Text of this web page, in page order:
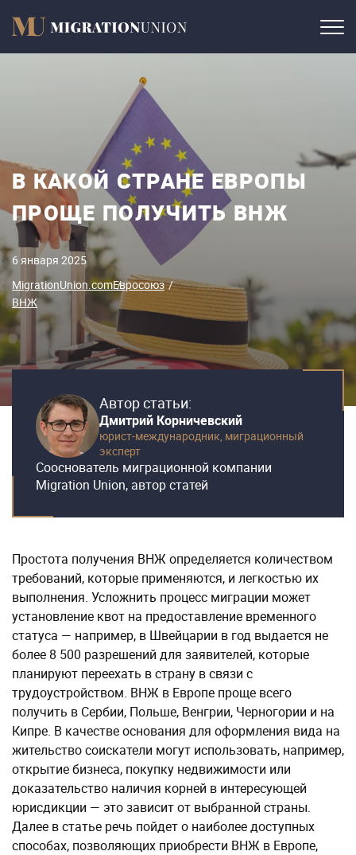
В КАКОЙ СТРАНЕ ЕВРОПЫ
ПРОЩЕ ПОЛУЧИТЬ ВНЖ
6 января 2025
MigrationUnion.comЕвросоюз
ВНЖ
Автор статьи:
Дмитрий Корничевский
юрист-международник, миграционный
эксперт
Сооснователь миграционной компании
Migration Union, автор статей
Простота получения ВНЖ определяется количеством
требований, которые применяются, и легкостью их
выполнения. Усложнить процесс миграции может
установление квот на предоставление временного
статуса — например, в Швейцарии в год выдается не
более 8 500 разрешений для заявителей, которые
планируют переехать в страну в связи с
трудоустройством. ВНЖ в Европе проще всего
получить в Сербии, Польше, Венгрии, Черногории и на
Кипре. В качестве основания для оформления вида на
жительство соискатели могут использовать, например,
открытие бизнеса, покупку недвижимости или
доказательство наличия корней в интересующей
юрисдикции — это зависит от выбранной страны.
Далее в статье речь пойдет о наиболее доступных
способах, позволяющих приобрести ВНЖ в Европе,